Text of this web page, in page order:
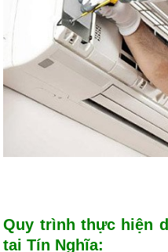
Quy trình thực hiện
tại Tín Nghĩa: